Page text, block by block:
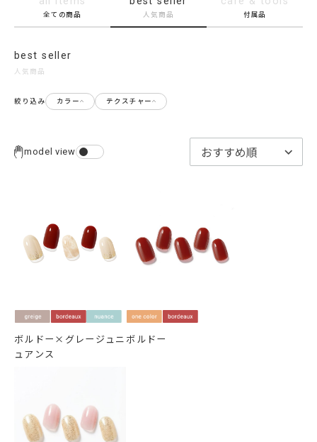
全ての商品 人気商品 付属品
best seller
人気商品
絞り込み カラー テクスチャー
model view
ボルドー×グレージュニ
ュアンス
ボルドー